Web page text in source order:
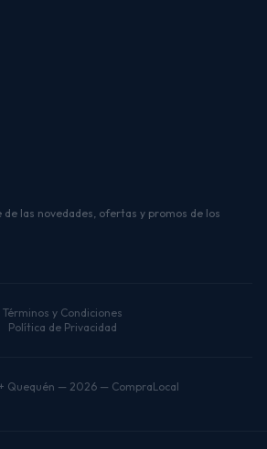
las novedades, ofertas y promos de los
Términos y Condiciones
Política de Privacidad
Quequén — 2026 — CompraLocal